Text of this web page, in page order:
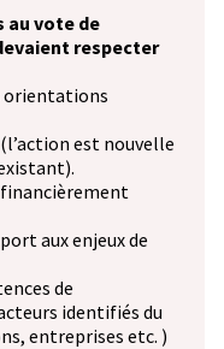
au vote de
respecter
orientations
est nouvelle
aux enjeux de
de
identifiés du
entreprises etc. )